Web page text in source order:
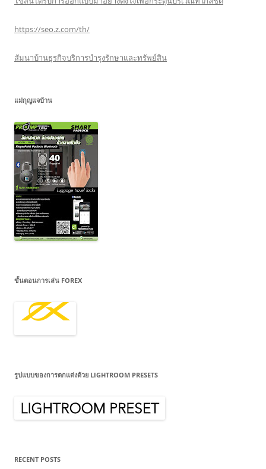
https://seo.z.com/th/
สัมนาบ้านธุรกิจบริการบำรุงรักษาและทรัพย์สิน
แม่กุญแจบ้าน
ขั้นตอนการเล่น FOREX
รูปแบบของการตกแต่งด้วย LIGHTROOM PRESETS
RECENT POSTS